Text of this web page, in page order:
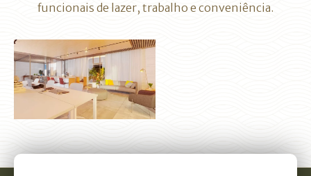
funcionais de lazer, trabalho e conveniência.